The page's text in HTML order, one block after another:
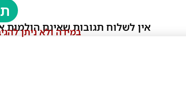
אין לשלוח תגובות שאינם הולמות
במידה ולא ניתן